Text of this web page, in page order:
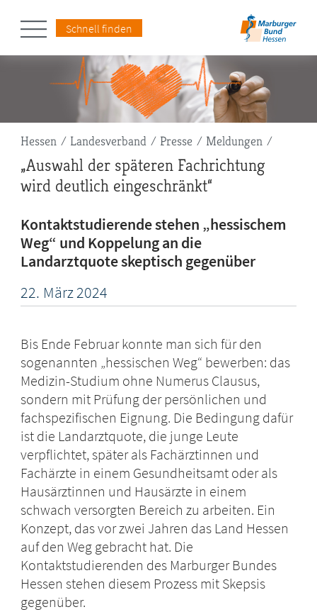
Schnell finden
Pfadnavigation
Hessen Landesverband Presse Meldungen
„Auswahl der späteren Fachrichtung
wird deutlich eingeschränkt“
Kontaktstudierende stehen „hessischem
Weg“ und Koppelung an die
Landarztquote skeptisch gegenüber
22. März2024
Bis Ende Februar konnte man sich für den
sogenannten „hessischen Weg“ bewerben: das
Medizin-Studium ohne Numerus Clausus,
sondern mit Prüfung der persönlichen und
fachspezifischen Eignung. Die Bedingung dafür
ist die Landarztquote, die junge Leute
verpflichtet, später als Fachärztinnen und
Fachärzte in einem Gesundheitsamt oder als
Hausärztinnen und Hausärzte in einem
schwach versorgten Bereich zu arbeiten. Ein
Konzept, das vor zwei Jahren das Land Hessen
auf den Weg gebracht hat. Die
Kontaktstudierenden des Marburger Bundes
Hessen stehen diesem Prozess mit Skepsis
gegenüber.